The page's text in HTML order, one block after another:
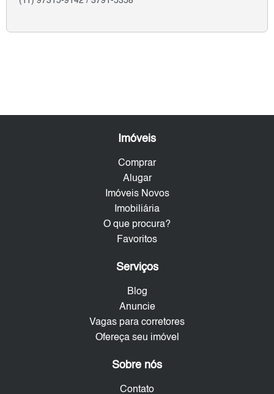
Imóveis
Comprar
Alugar
Imóveis Novos
Imobiliária
O que procura?
Favoritos
Serviços
Blog
Anuncie
Vagas para corretores
Ofereça seu imóvel
Sobre nós
Contato